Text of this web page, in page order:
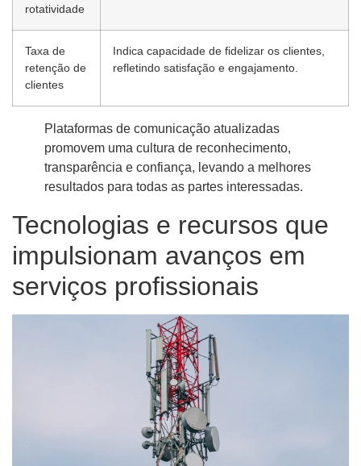
rotatividade
Taxa de
retenção de
clientes
Indica capacidade de fidelizar os clientes,
refletindo satisfação e engajamento.
Plataformas de comunicação atualizadas
promovem uma cultura de reconhecimento,
transparência e confiança, levando a melhores
resultados para todas as partes interessadas.
Tecnologias e recursos que
impulsionam avanços em
serviços profissionais